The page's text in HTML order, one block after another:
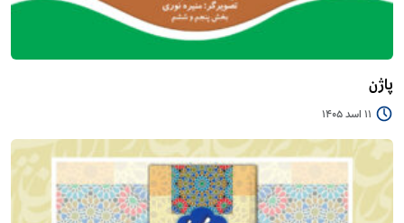
پاژن
11 اسد 1405